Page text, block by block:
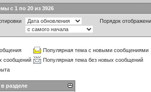
с 1 по 20 из 3926
Порядок
Популярная тема с новыми сообщениями
сообщений
Популярная тема без новых сообщений
разделе